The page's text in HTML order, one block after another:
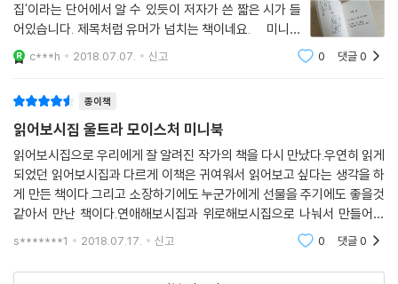
집'이라는 단어에서 알 수 있듯이 저자가 쓴 짧은 시가 들
어있습니다. 제목처럼 유머가 넘치는 책이네요. 미니북
세트에는 '연애해보시집'과 '위로해보시집'이 있습니다.
연애에 관한 알콩달콩한 이야기와 힘든 삶을 살고 있는 젊
c***h 2018.07.07. 신고 0 댓글0
종이책
읽어보시집 울트라 모이스처 미니북
읽어보시집으로 우리에게 잘 알려진 작가의 책을 다시 만났다.우연히 읽게
되었던 읽어보시집과 다르게 이책은 귀여워서 읽어보고 싶다는 생각을 하
게 만든 책이다.그리고 소장하기에도 누군가에게 선물을 주기에도 좋을것
같아서 만난 책이다.연애해보시집과 위로해보시집으로 나눠서 만들어진
울트라 모이스처 미니북이다.읽어보시집, 이 시 봐라, 읽어보시집 2에서
s*******1 2018.07.17. 신고 0 댓글0